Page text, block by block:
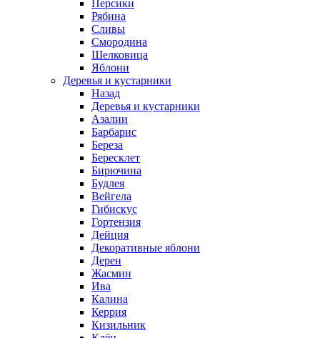
Персики
Рябина
Сливы
Смородина
Шелковица
Яблони
Деревья и кустарники
Назад
Деревья и кустарники
Азалии
Барбарис
Береза
Бересклет
Бирючина
Будлея
Вейгела
Гибискус
Гортензия
Дейция
Декоративные яблони
Дерен
Жасмин
Ива
Калина
Керрия
Кизильник